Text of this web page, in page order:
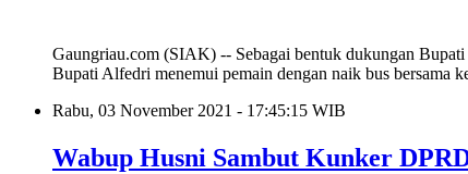
Gaungriau.com (SIAK) -- Sebagai bentuk dukungan
Bupati Alfedri menemui pemain dengan naik bus bersama
Rabu, 03 November 2021 - 17:45:15 WIB
Wabup Husni Sambut Kunker